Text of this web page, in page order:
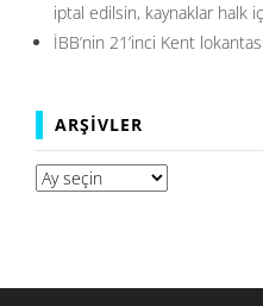
iptal edilsin, kaynaklar halk
İBB’nin 21’inci Kent
ARŞIVLER
Arşivler